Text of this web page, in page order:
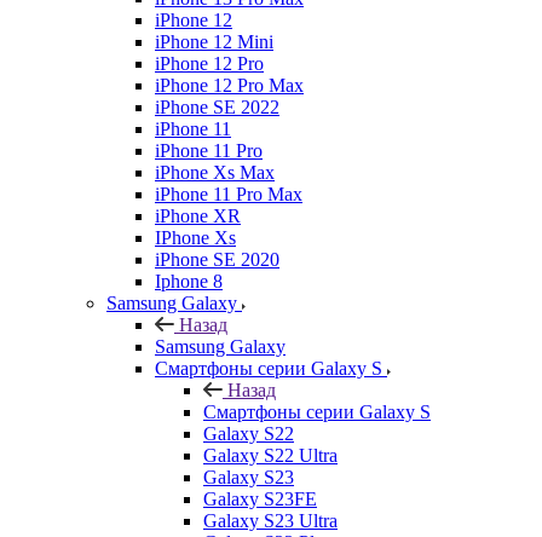
iPhone 12
iPhone 12 Mini
iPhone 12 Pro
iPhone 12 Pro Max
iPhone SE 2022
iPhone 11
iPhone 11 Pro
iPhone Xs Max
iPhone 11 Pro Max
iPhone XR
IPhone Xs
iPhone SE 2020
Iphone 8
Samsung Galaxy
Назад
Samsung Galaxy
Смартфоны серии Galaxy S
Назад
Смартфоны серии Galaxy S
Galaxy S22
Galaxy S22 Ultra
Galaxy S23
Galaxy S23FE
Galaxy S23 Ultra